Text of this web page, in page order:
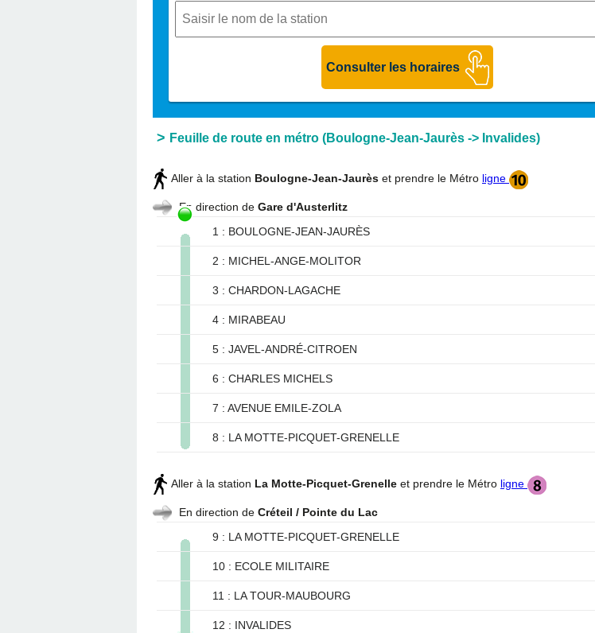
Feuille de route en métro (Boulogne-Jean-Jaurès -> Invalides)
Aller à la station Boulogne-Jean-Jaurès et prendre le Métro ligne
En direction de Gare d'Austerlitz
1 : BOULOGNE-JEAN-JAURÈS
2 : MICHEL-ANGE-MOLITOR
3 : CHARDON-LAGACHE
4 : MIRABEAU
5 : JAVEL-ANDRÉ-CITROEN
6 : CHARLES MICHELS
7 : AVENUE EMILE-ZOLA
8 : LA MOTTE-PICQUET-GRENELLE
Aller à la station La Motte-Picquet-Grenelle et prendre le Métro ligne
En direction de Créteil / Pointe du Lac
9 : LA MOTTE-PICQUET-GRENELLE
10 : ECOLE MILITAIRE
11 : LA TOUR-MAUBOURG
12 : INVALIDES